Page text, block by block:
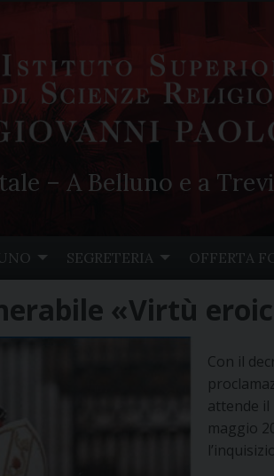
– A Belluno e a
SEGRETERIA OFFERTA
«Virtù
Con il
attende il
maggio